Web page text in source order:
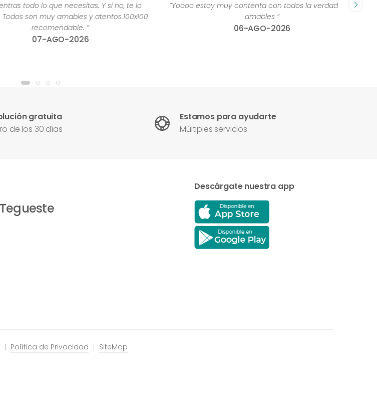
todo lo que necesitas. Y si no, te lo
son muy amables y atentos.100x100
recomendable. ”
07-AGO-2026
“Yoooo estoy muy contenta con todos la verdad muy
amables ”
06-AGO-2026
gratuita
de los 30 días
Estamos para ayudarte
Múltiples servicios
Descárgate nuestra app
Política de Privacidad SiteMap